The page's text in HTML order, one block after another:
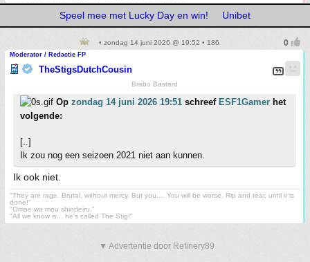
Speel mee met Lucky Day en win! Unibet
• zondag 14 juni 2026 @ 19:52 • 186
Moderator / Redactie FP
TheStigsDutchCousin
Brabo Bastard
Op zondag 14 juni 2026 19:51 schreef ESF1Gamer het
volgende:
[..]
Ik zou nog een seizoen 2021 niet aan kunnen.
Ik ook niet.
"They are rage. Brutal, without mercy. But you.... You will be worse. Rip and tear, until it is
done!"
"Omae wa mou shindeiru."
"All we know is... he's called The Stig!"
▼ Advertentie door Refinery89